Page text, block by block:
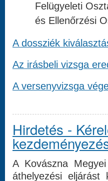
Felügyeleti
és Ellenőrzési
A dossziék
Az irásbeli vizsga
A versenyvizsga
Hirdetés -
A Kovászna
áthelyezési eljárást